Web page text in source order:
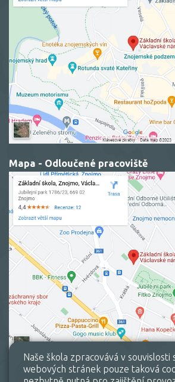
Mapa - Odloučené pracoviště
Naše škola zpracovává v souvislosti
webových stránek pouze taková